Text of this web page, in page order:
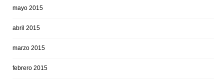
mayo 2015
abril 2015
marzo 2015
febrero 2015